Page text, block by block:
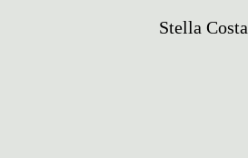
Stella Costa